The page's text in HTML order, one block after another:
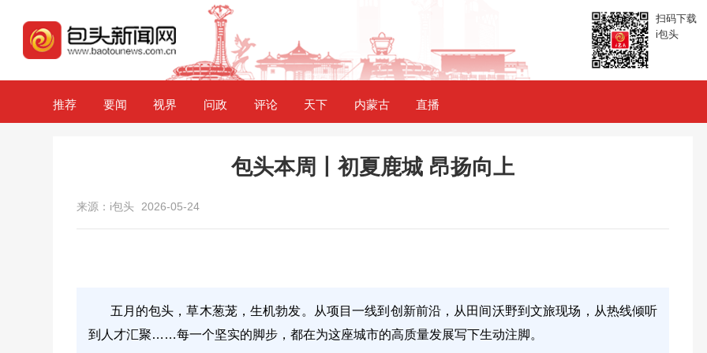
扫码下载
i包头
推荐 要闻 视界 问政 评论 天下 内蒙古 直播
包头本周丨初夏鹿城 昂扬向上
来源：i包头 2026-05-24
五月的包头，草木葱茏，生机勃发。从项目一线到创新前沿，从田间沃野到文旅现场，从热线倾听
到人才汇聚……每一个坚实的脚步，都在为这座城市的高质量发展写下生动注脚。